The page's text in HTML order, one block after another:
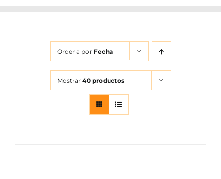
Ordena por Fecha
Mostrar40 productos